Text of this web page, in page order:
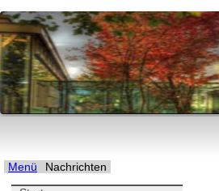
überspringen
Menü Nachrichten